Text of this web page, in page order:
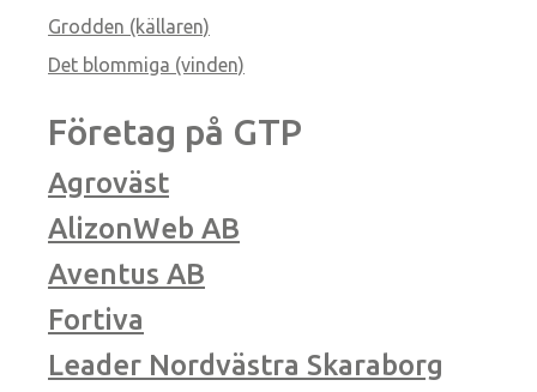
Grodden (källaren)
Det blommiga (vinden)
Företag på GTP
Agroväst
AlizonWeb AB
Aventus AB
Fortiva
Leader Nordvästra Skaraborg